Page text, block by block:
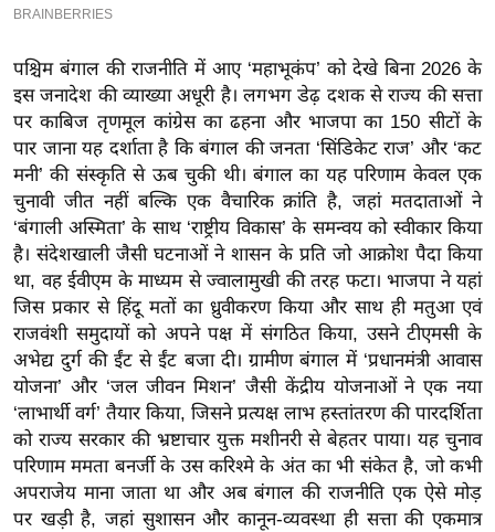
मि
ल
श
ख्सि
य
त
यं
ग
इं
डि
या
सा
हि
त्य
ज
ग
त
पश्चिम बंगाल की राजनीति में आए ‘महाभूकंप’ को देखे बिना 2026 के
इस जनादेश की व्याख्या अधूरी है। लगभग डेढ़ दशक से राज्य की सत्ता
पर काबिज तृणमूल कांग्रेस का ढहना और भाजपा का 150 सीटों के
पार जाना यह दर्शाता है कि बंगाल की जनता ‘सिंडिकेट राज’ और ‘कट
मनी’ की संस्कृति से ऊब चुकी थी। बंगाल का यह परिणाम केवल एक
चुनावी जीत नहीं बल्कि एक वैचारिक क्रांति है, जहां मतदाताओं ने
‘बंगाली अस्मिता’ के साथ ‘राष्ट्रीय विकास’ के समन्वय को स्वीकार किया
है। संदेशखाली जैसी घटनाओं ने शासन के प्रति जो आक्रोश पैदा किया
था, वह ईवीएम के माध्यम से ज्वालामुखी की तरह फटा। भाजपा ने यहां
जिस प्रकार से हिंदू मतों का ध्रुवीकरण किया और साथ ही मतुआ एवं
राजवंशी समुदायों को अपने पक्ष में संगठित किया, उसने टीएमसी के
अभेद्य दुर्ग की ईंट से ईंट बजा दी। ग्रामीण बंगाल में ‘प्रधानमंत्री आवास
योजना’ और ‘जल जीवन मिशन’ जैसी केंद्रीय योजनाओं ने एक नया
‘लाभार्थी वर्ग’ तैयार किया, जिसने प्रत्यक्ष लाभ हस्तांतरण की पारदर्शिता
को राज्य सरकार की भ्रष्टाचार युक्त मशीनरी से बेहतर पाया। यह चुनाव
परिणाम ममता बनर्जी के उस करिश्मे के अंत का भी संकेत है, जो कभी
अपराजेय माना जाता था और अब बंगाल की राजनीति एक ऐसे मोड़
पर खड़ी है, जहां सुशासन और कानून-व्यवस्था ही सत्ता की एकमात्र